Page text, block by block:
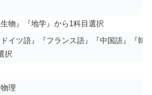
生物』『地学』から1科目選択
ドイツ語』『フランス語』『中国語』『韓
択
理